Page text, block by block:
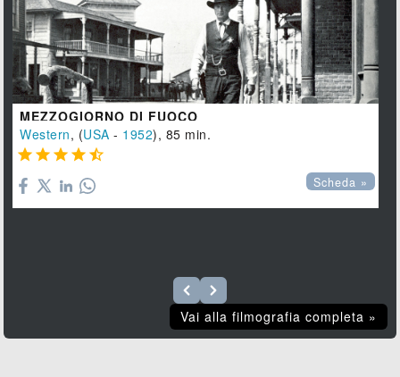
MEZZOGIORNO DI FUOCO
Western, (USA - 1952), 85 min.
    
Scheda »
Vai alla filmografia completa »